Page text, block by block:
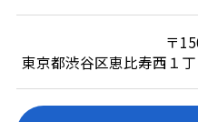
〒
東京都渋谷区恵比寿西１